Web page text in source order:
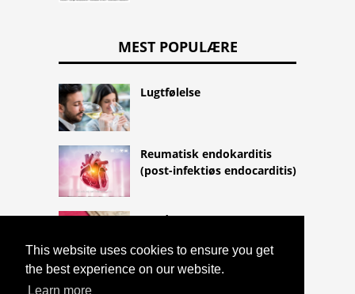
This website uses cookies to ensure you get
the best experience on our website.
Learn more
MEST POPULÆRE
Lugtfølelse
Reumatisk endokarditis
(post-infektiøs endocarditis)
Kondomer